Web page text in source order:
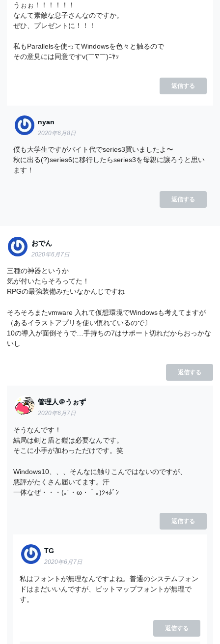
うぉぉ！！！！！！
なんて素敵な息子さんなのですか。
ぜひ、プレゼントに！！！
私もParallelsを使ってWindowsを色々と触るので
その意見には同意ですv(￣∇￣)ﾆﾔｯ
返信する
nyan
2020年6月8日
僕も大学生ですがバイト代でseries3買いましたよ〜
秋に出る(?)series6に移行したらseries3を母親に譲ろうと思い
ます！
返信する
おでん
2020年6月7日
三種の神器というか
気が付いたらそろってた！
RPGの最強装備みたいなかんじですね
そろそろまたvmware 入れて仮想環境でWindowsも考えてますが
（あるイラストアプリを使い慣れているので〕
10の導入が面倒そうで…手持ちの7はサポート切れだからおっかな
いし
返信する
管理人＠うぉず
2020年6月7日
そうなんです！
結局は剣と盾と鎧は必要なんです。
そこに小手が加わっただけです。笑
Windows10、、、そんなに触りこんではないのですが、
悪評がたくさん届いてます。汗
一体なぜ・・・(｡´・ω・｀｡)ｼｮﾎﾞﾝ
返信する
TG
2020年6月7日
私はフォントが無理なんですよね。普通のシステムフォン
ドはまだいいんですが、ビットマップフォントが無理で
す。
返信する